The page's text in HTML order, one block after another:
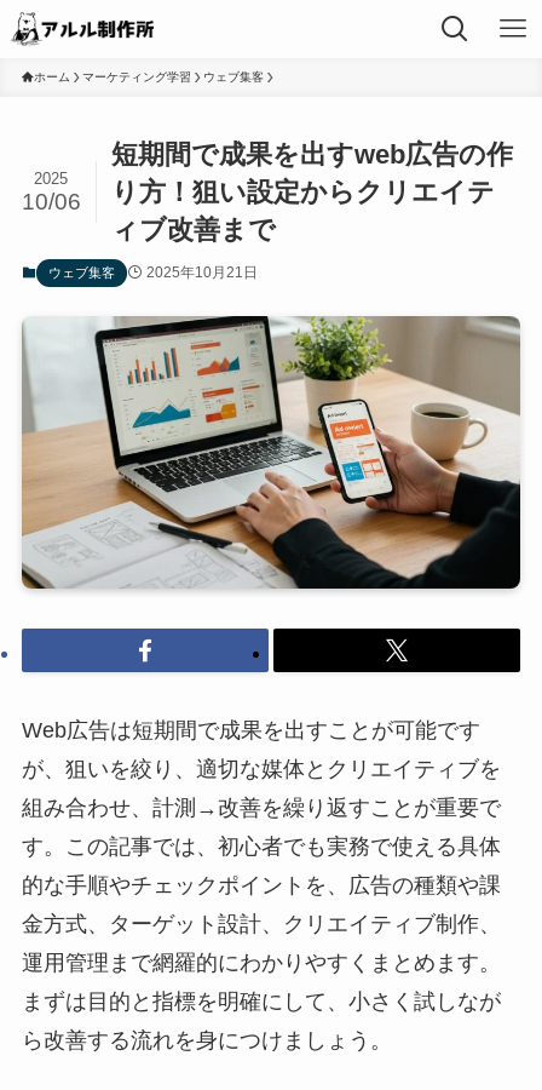
ホーム マーケティング学習 ウェブ集客
短期間で成果を出すweb広告の作
り方！狙い設定からクリエイテ
ィブ改善まで
2025
10/06
ウェブ集客 2025年10月21日
Web広告は短期間で成果を出すことが可能です
が、狙いを絞り、適切な媒体とクリエイティブを
組み合わせ、計測→改善を繰り返すことが重要で
す。この記事では、初心者でも実務で使える具体
的な手順やチェックポイントを、広告の種類や課
金方式、ターゲット設計、クリエイティブ制作、
運用管理まで網羅的にわかりやすくまとめます。
まずは目的と指標を明確にして、小さく試しなが
ら改善する流れを身につけましょう。